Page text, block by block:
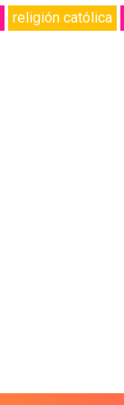
religión católica